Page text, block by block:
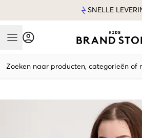
SNELLE
Mobile Menu
Zoeken naar producten, categorieën of